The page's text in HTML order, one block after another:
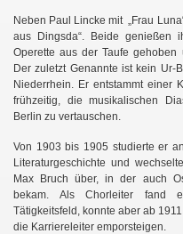
Neben Paul Lincke mit „Frau
aus Dingsda“. Beide genießen
Operette aus der Taufe
Der zuletzt Genannte ist kein Ur-
Niederrhein. Er entstammt einer
frühzeitig, die musikalischen
Berlin zu vertauschen.
Von 1903 bis 1905 studierte er
Literaturgeschichte und
Max Bruch über, in der auch
bekam. Als Chorleiter fand
Tätigkeitsfeld, konnte aber ab
die Karriereleiter emporsteigen.